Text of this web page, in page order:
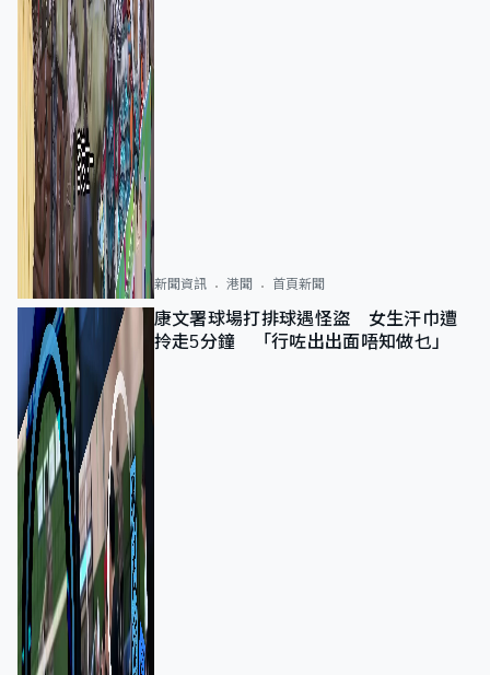
新聞資訊 港聞 首頁新聞
康文署球場打排球遇怪盜 女生汗巾遭
拎走5分鐘 「行咗出出面唔知做乜」